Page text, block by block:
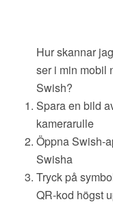
Hur skannar
ser i min mobil
Swish?
Spara en bild
kamerarulle
Öppna Swish-
Swisha
Tryck på
QR-kod högst